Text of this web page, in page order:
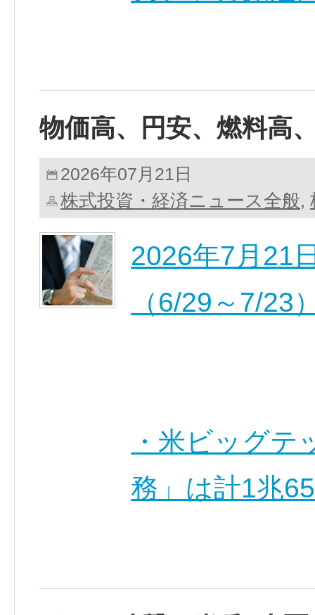
物価高、円安、燃料高
2026年07月21日
株式投資・経済ニュース全般,
2026年7月
（6/29～7/23
・米ビッグテ
務」は計1